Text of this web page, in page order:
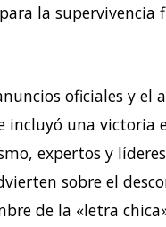
la supervivencia
oficiales y el
incluyó una victoria
expertos y líderes
sobre el
de la «letra